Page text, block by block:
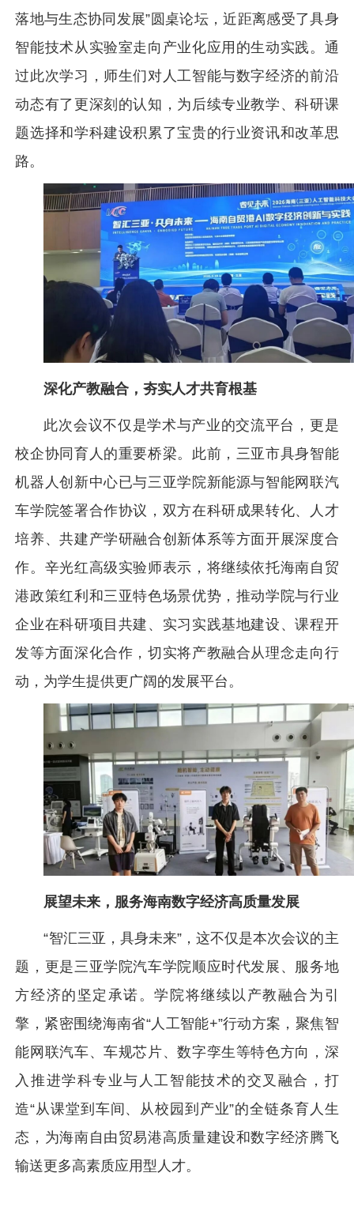
落地与生态协同发展”圆桌论坛，近距离感受了具身
智能技术从实验室走向产业化应用的生动实践。通
过此次学习，师生们对人工智能与数字经济的前沿
动态有了更深刻的认知，为后续专业教学、科研课
题选择和学科建设积累了宝贵的行业资讯和改革思
路。
深化产教融合，夯实人才共育根基
此次会议不仅是学术与产业的交流平台，更是
校企协同育人的重要桥梁。此前，三亚市具身智能
机器人创新中心已与三亚学院新能源与智能网联汽
车学院签署合作协议，双方在科研成果转化、人才
培养、共建产学研融合创新体系等方面开展深度合
作。辛光红高级实验师表示，将继续依托海南自贸
港政策红利和三亚特色场景优势，推动学院与行业
企业在科研项目共建、实习实践基地建设、课程开
发等方面深化合作，切实将产教融合从理念走向行
动，为学生提供更广阔的发展平台。
展望未来，服务海南数字经济高质量发展
“智汇三亚，具身未来”，这不仅是本次会议的主
题，更是三亚学院汽车学院顺应时代发展、服务地
方经济的坚定承诺。学院将继续以产教融合为引
擎，紧密围绕海南省“人工智能+”行动方案，聚焦智
能网联汽车、车规芯片、数字孪生等特色方向，深
入推进学科专业与人工智能技术的交叉融合，打
造“从课堂到车间、从校园到产业”的全链条育人生
态，为海南自由贸易港高质量建设和数字经济腾飞
输送更多高素质应用型人才。